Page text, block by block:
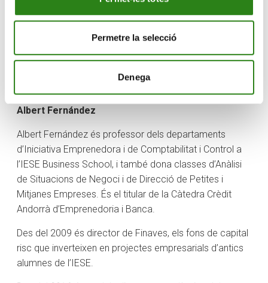
Permetre la selecció
Denega
tindrà lloc aquesta tarda, a les 19 h, i té com a objectiu
descobrir el potencial de la tecnologia blockchain per
ser utilitzada de forma transversal en múltiples
activitats econòmiques com a eina d’innovació.
Albert Fernández
Albert Fernández és professor dels departaments
d’Iniciativa Emprenedora i de Comptabilitat i Control a
l’IESE Business School, i també dona classes d’Anàlisi
de Situacions de Negoci i de Direcció de Petites i
Mitjanes Empreses. És el titular de la Càtedra Crèdit
Andorrà d’Emprenedoria i Banca.
Des del 2009 és director de Finaves, els fons de capital
risc que inverteixen en projectes empresarials d’antics
alumnes de l’IESE.